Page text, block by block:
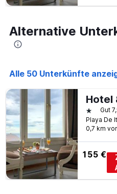
Alternative
Alle 50 Unterkünfte
1 Stern
Gut
0,7 km
155 €